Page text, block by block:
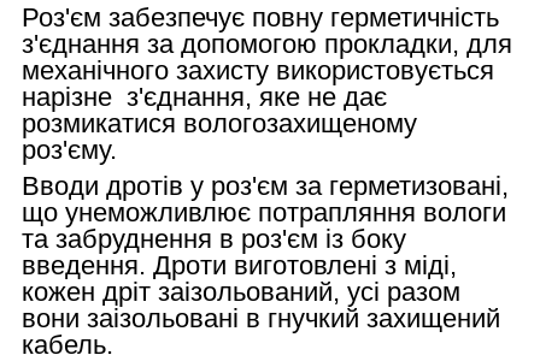
Роз'єм забезпечує повну герметичність
з'єднання за допомогою прокладки, для
механічного захисту використовується
нарізне з'єднання, яке не дає
розмикатися вологозахищеному
роз'єму.
Вводи дротів у роз'єм за герметизовані,
що унеможливлює потрапляння вологи
та забруднення в роз'єм із боку
введення. Дроти виготовлені з міді,
кожен дріт заізольований, усі разом
вони заізольовані в гнучкий захищений
кабель.